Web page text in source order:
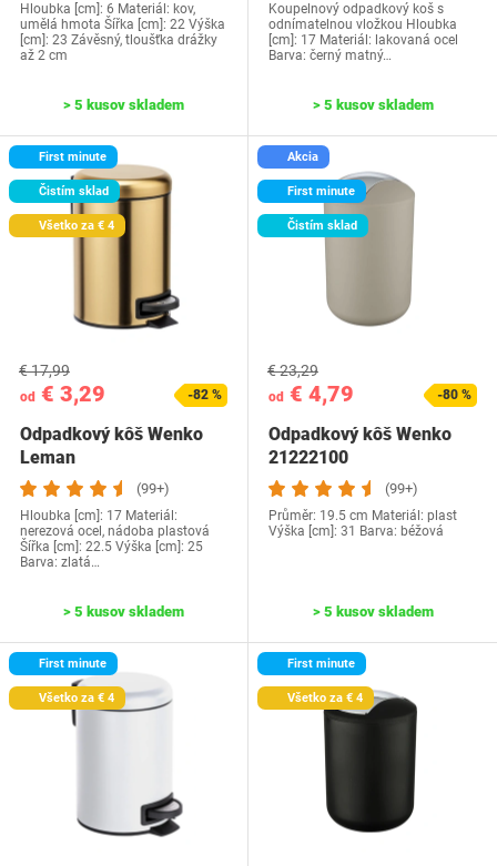
Hloubka [cm]: 6 Materiál: kov,
umělá hmota Šířka [cm]: 22 Výška
[cm]: 23 Závěsný, tloušťka drážky
až 2 cm
> 5 kusov skladem
Koupelnový odpadkový koš s
odnímatelnou vložkou Hloubka
[cm]: 17 Materiál: lakovaná ocel
Barva: černý matný…
> 5 kusov skladem
First minute
Čistím sklad
Všetko za € 4
od € 3,29
€ 17,99
-82 %
Odpadkový kôš Wenko
Leman
(99+)
Hloubka [cm]: 17 Materiál:
nerezová ocel, nádoba plastová
Šířka [cm]: 22.5 Výška [cm]: 25
Barva: zlatá…
> 5 kusov skladem
Akcia
First minute
Čistím sklad
od € 4,79
€ 23,29
-80 %
Odpadkový kôš Wenko
21222100
(99+)
Průměr: 19.5 cm Materiál: plast
Výška [cm]: 31 Barva: béžová
> 5 kusov skladem
First minute
Všetko za € 4
First minute
Všetko za € 4